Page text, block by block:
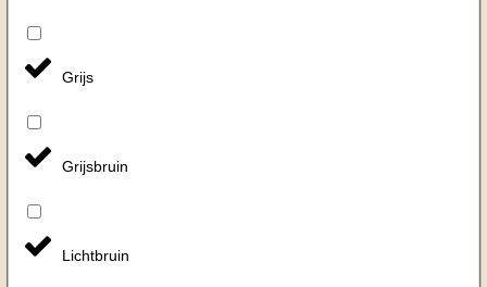
Grijs
Grijsbruin
Lichtbruin